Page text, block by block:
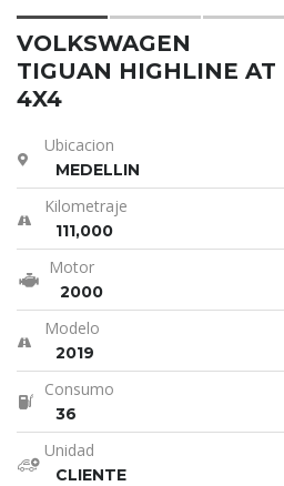
VOLKSWAGEN
TIGUAN HIGHLINE AT
4X4
Ubicacion
MEDELLIN
Kilometraje
111,000
Motor
2000
Modelo
2019
Consumo
36
Unidad
CLIENTE